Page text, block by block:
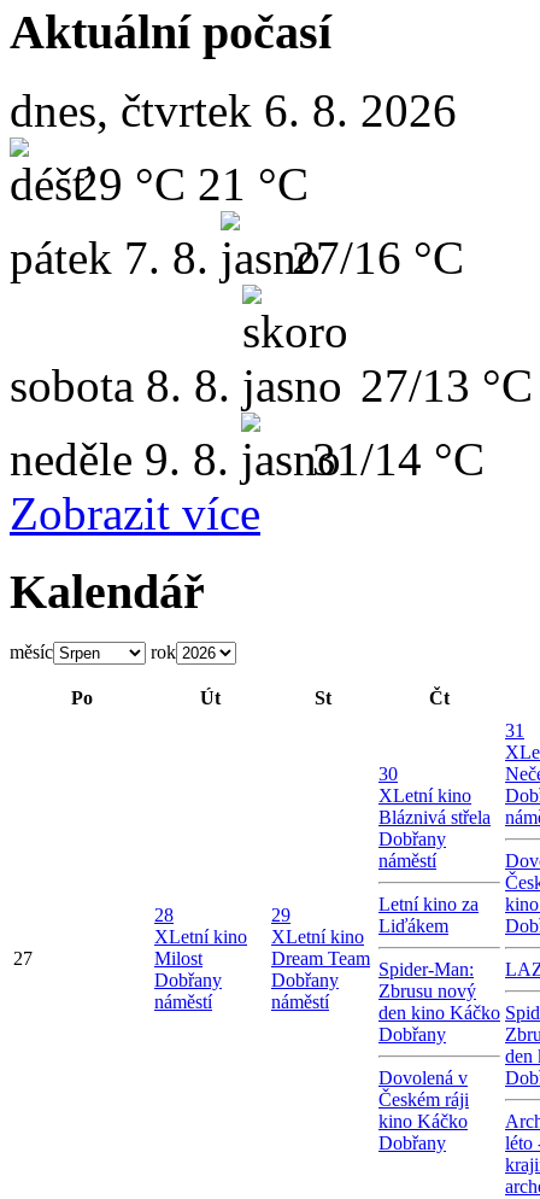
Aktuální počasí
dnes, čtvrtek 6. 8. 2026
29 °C 21 °C
pátek 7. 8. 27/16 °C
sobota 8. 8.
27/13 °C
neděle 9. 8.
31/14 °C
Zobrazit více
Kalendář
měsíc rok
Po Út St Čt
27
28
XLetní kino
Milost
Dobřany
náměstí
29
XLetní kino
Dream Team
Dobřany
náměstí
30
XLetní kino
Bláznivá střela
Dobřany
náměstí
Letní kino za
Liďákem
Spider-Man:
Zbrusu nový
den kino Káčko
Dobřany
Dovolená v
Českém ráji
kino Káčko
Dobřany
31
X
den
léto